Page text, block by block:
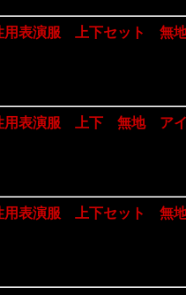
用表演服 上下セット 無
用表演服 上下 無地 ア
用表演服 上下セット 無